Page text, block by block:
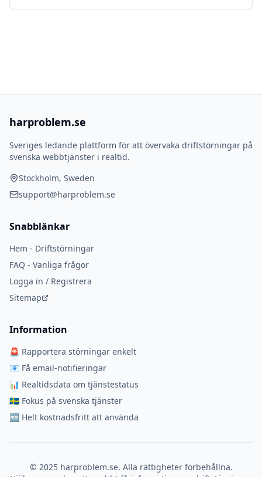
harproblem.se
Sveriges ledande plattform för att övervaka driftstörningar på
svenska webbtjänster i realtid.
Stockholm, Sweden
support@harproblem.se
Snabblänkar
Hem - Driftstörningar
FAQ - Vanliga frågor
Logga in / Registrera
Sitemap
Information
🚨 Rapportera störningar enkelt
📧 Få email-notifieringar
📊 Realtidsdata om tjänstestatus
🇸🇪 Fokus på svenska tjänster
🆓 Helt kostnadsfritt att använda
© 2025 harproblem.se. Alla rättigheter förbehållna.
Hjälper svenskar att snabbt få information om driftstörningar